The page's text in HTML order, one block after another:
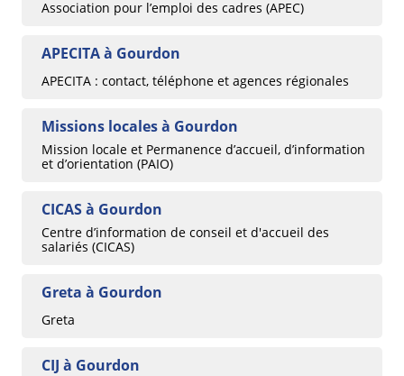
Association pour l’emploi des cadres (APEC)
APECITA à Gourdon
APECITA : contact, téléphone et agences régionales
Missions locales à Gourdon
Mission locale et Permanence d’accueil, d’information
et d’orientation (PAIO)
CICAS à Gourdon
Centre d’information de conseil et d'accueil des
salariés (CICAS)
Greta à Gourdon
Greta
CIJ à Gourdon